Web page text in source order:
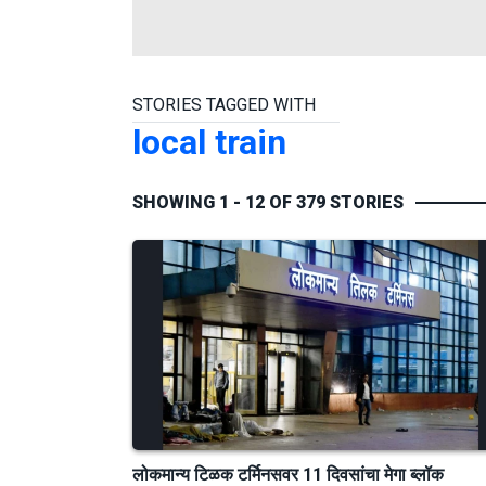
STORIES TAGGED WITH
local train
SHOWING 1 - 12 OF 379 STORIES
लोकमान्य टिळक टर्मिनसवर 11 दिवसांचा मेगा ब्लॉक